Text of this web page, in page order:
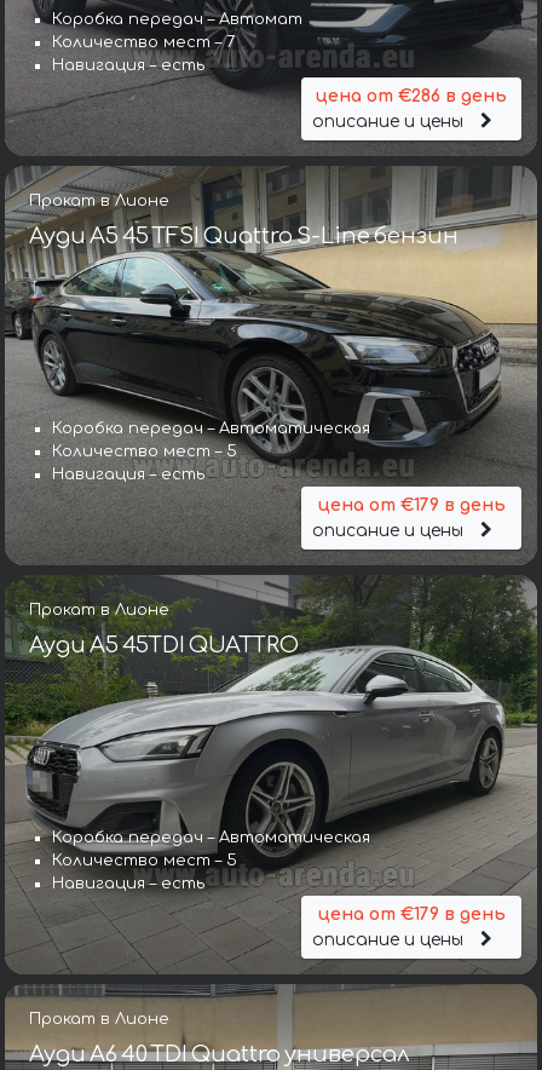
Коробка передач – Автомат
Количество мест – 7
Навигация – есть
цена от €286 в день
описание и цены
Прокат в Лионе
Ауди A5 45 TFSI Quattro S-Line бензин
Коробка передач – Автоматическая
Количество мест – 5
Навигация – есть
цена от €179 в день
описание и цены
Прокат в Лионе
Ауди A5 45TDI QUATTRO
Коробка передач – Автоматическая
Количество мест – 5
Навигация – есть
цена от €179 в день
описание и цены
Прокат в Лионе
Ауди A6 40 TDI Quattro универсал